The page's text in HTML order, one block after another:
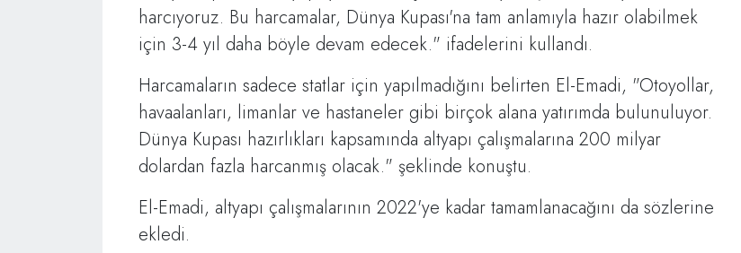
harcıyoruz. Bu harcamalar, Dünya Kupası'na tam anlamıyla hazır olabilmek
için 3-4 yıl daha böyle devam edecek." ifadelerini kullandı.
Harcamaların sadece statlar için yapılmadığını belirten El-Emadi, "Otoyollar,
havaalanları, limanlar ve hastaneler gibi birçok alana yatırımda bulunuluyor.
Dünya Kupası hazırlıkları kapsamında altyapı çalışmalarına 200 milyar
dolardan fazla harcanmış olacak." şeklinde konuştu.
El-Emadi, altyapı çalışmalarının 2022'ye kadar tamamlanacağını da sözlerine
ekledi.